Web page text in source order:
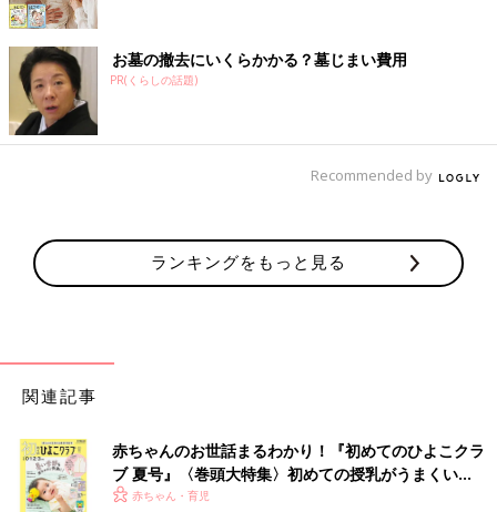
お墓の撤去にいくらかかる？墓じまい費用
PR(くらしの話題)
Recommended by
ランキングをもっと見る
関連記事
赤ちゃんのお世話まるわかり！『初めてのひよこクラ
ブ 夏号』〈巻頭大特集〉初めての授乳がうまくい
く！ おっぱい・ミルクの基本と夏のトラブル 解決テ
赤ちゃん・育児